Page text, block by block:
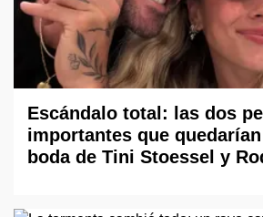
Escándalo total: las dos
importantes que
boda de Tini Stoessel y